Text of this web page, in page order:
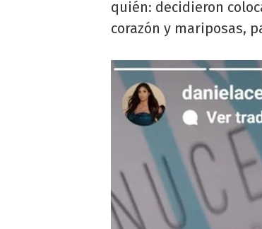
quién: decidieron
corazón y mariposas,